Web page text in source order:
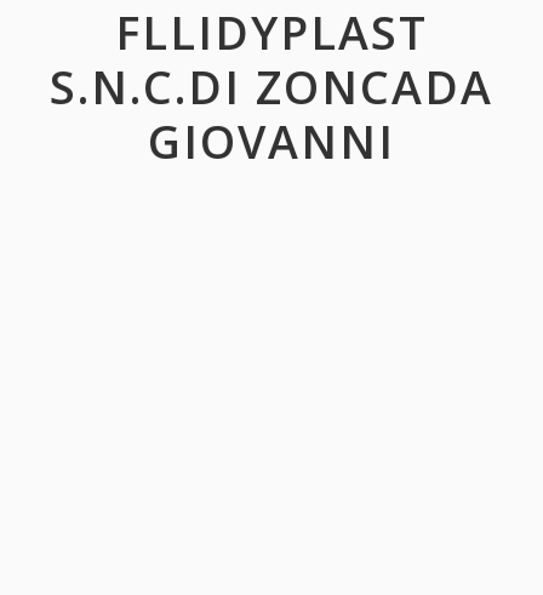
FLLIDYPLAST
S.N.C.DI ZONCADA
GIOVANNI